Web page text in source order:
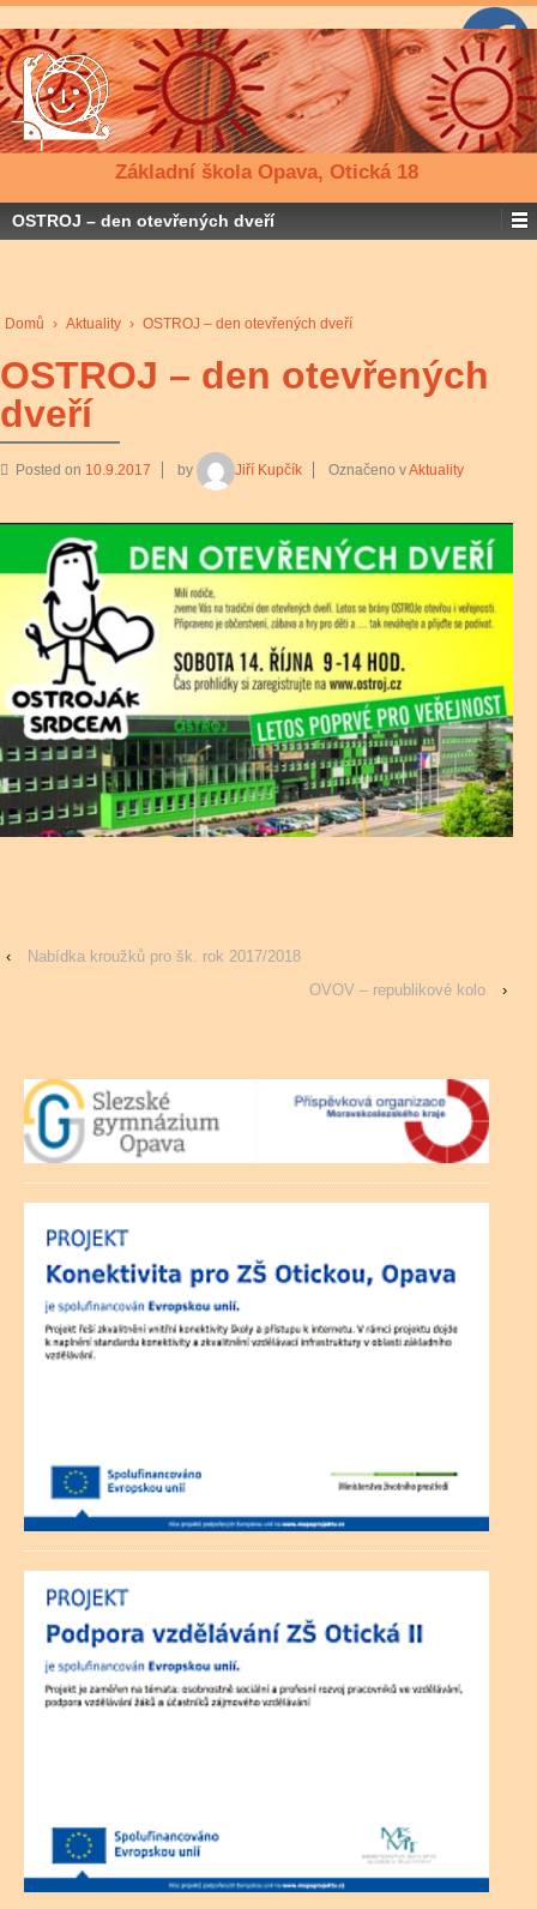
Základní škola Opava, Otická 18
OSTROJ – den otevřených dveří
Domů › Aktuality › OSTROJ – den otevřených dveří
OSTROJ – den otevřených
dveří
Posted on 10.9.2017 by Jiří Kupčík Označeno vAktuality
‹
Nabídka kroužků pro šk. rok 2017/2018
OVOV – republikové kolo
›